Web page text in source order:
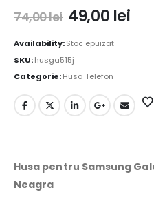
74,00lei 49,00 lei
Availability:Stoc epuizat
SKU:husga515j
Categorie:Husa Telefon
Husa pentru Samsung
Neagra